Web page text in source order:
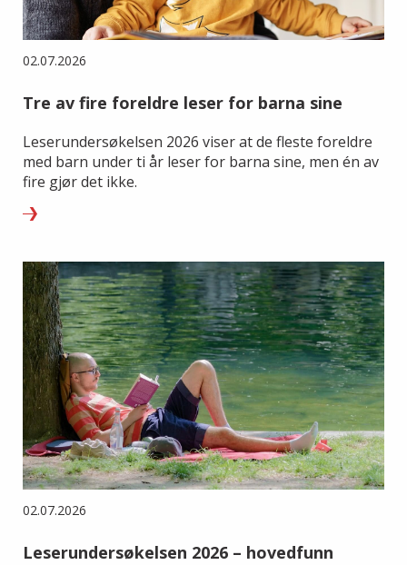
02.07.2026
Tre av fire foreldre leser for barna sine
Leserundersøkelsen 2026 viser at de fleste foreldre
med barn under ti år leser for barna sine, men én av
fire gjør det ikke.
02.07.2026
Leserundersøkelsen 2026 – hovedfunn